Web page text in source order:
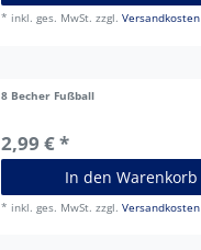
* inkl. ges. MwSt. zzgl.Versandkosten
8 Becher Fußball
2,99 € *
In den Warenkorb
* inkl. ges. MwSt. zzgl.Versandkosten